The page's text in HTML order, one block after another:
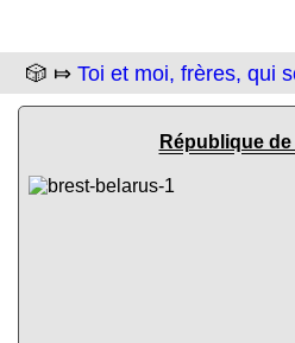
🎲 ⤇ Toi et moi, frères, qui
République